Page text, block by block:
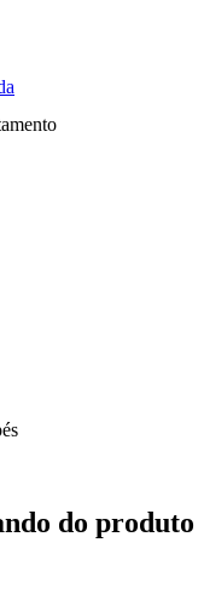
do produto